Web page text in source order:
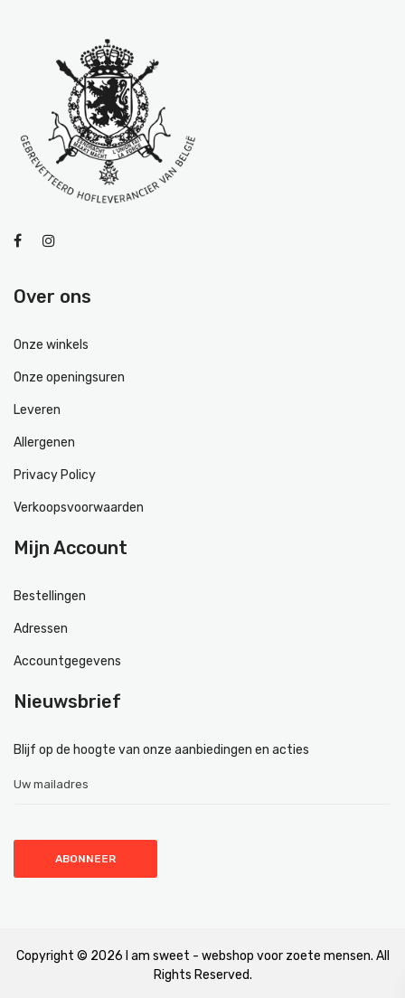
Over ons
Onze winkels
Onze openingsuren
Leveren
Allergenen
Privacy Policy
Verkoopsvoorwaarden
Mijn Account
Bestellingen
Adressen
Accountgegevens
Nieuwsbrief
Blijf op de hoogte van onze aanbiedingen en acties
Copyright © 2026 I am sweet - webshop voor zoete mensen. All
Rights Reserved.